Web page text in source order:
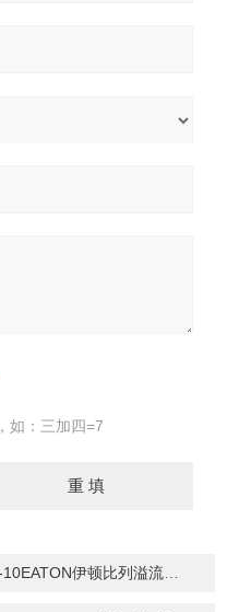
如：三加四=7
伊顿比列溢流阀不带放大器